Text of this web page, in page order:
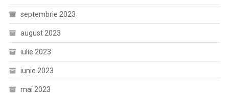
septembrie 2023
august 2023
iulie 2023
iunie 2023
mai 2023